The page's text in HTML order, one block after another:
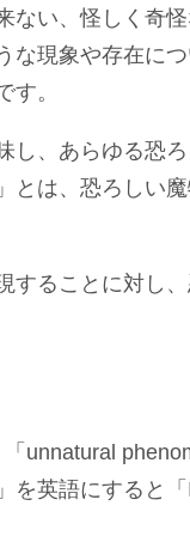
い、怪しく奇
現象や存在に
。
、あらゆる恐
は、恐ろしい
ることに対し
unnatural
英語にすると